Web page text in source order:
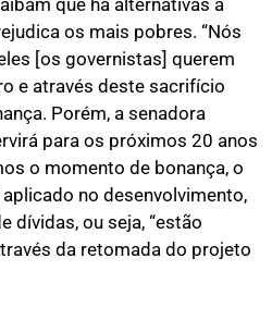
os mais pobres. “Nós
[os governistas] querem
e através deste sacrifício
Porém, a senadora
para os próximos 20 anos
o momento de bonança, o
no desenvolvimento,
dívidas, ou seja, “estão
da retomada do projeto